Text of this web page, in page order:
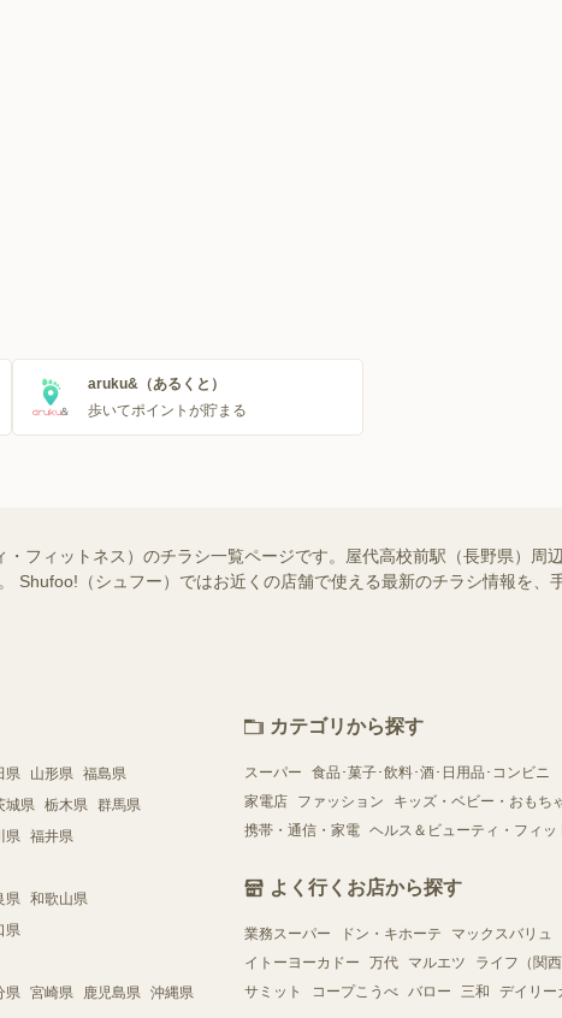
aruku&（あるくと）
歩いてポイントが貯まる
フィットネス）のチラシ一覧ページです。屋代高校前駅（長野県）周
Shufoo!（シュフー）ではお近くの店舗で使える最新のチラシ情報を、
県 山形県 福島県
城県 栃木県 群馬県
県 福井県
県 和歌山県
県
県 宮崎県 鹿児島県 沖縄県
カテゴリから探す
スーパー 食品･菓子･飲料･酒･日用品･コンビニ
家電店
ファッション キッズ・ベビー・おもち
携帯・通信・家電 ヘルス＆ビューティ・フィッ
よく行くお店から探す
業務スーパー ドン・キホーテ マックスバリュ
イトーヨーカドー
万代 マルエツ ライフ（関西
サミット
コープこうべ バロー 三和 デイリー